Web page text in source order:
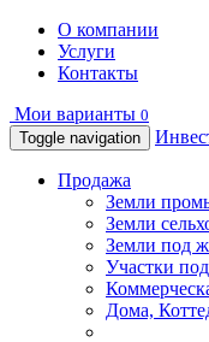
О компании
Услуги
Контакты
Мои варианты 0
Toggle navigation
Продажа
Земли
Земли
Земли под
Участки
Дома,